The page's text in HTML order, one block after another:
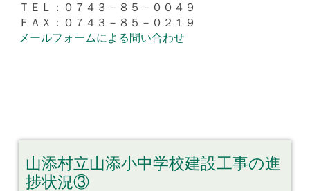
ＴＥＬ：０７４３－８５－００４９
ＦＡＸ：０７４３－８５－０２１９
メールフォームによる問い合わせ
山添村立山添小中学校建設工事の進
捗状況③